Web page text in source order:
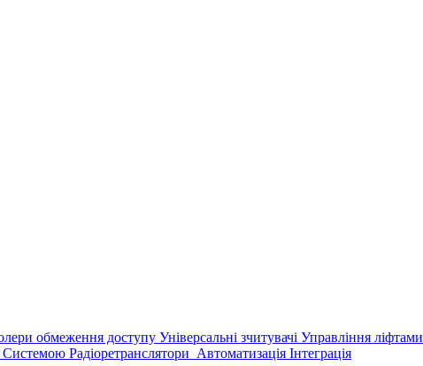
обмеження доступу Універсальні зчитувачі Управління ліфтами
Системою Радіоретранслятори Автоматизація Інтеграція